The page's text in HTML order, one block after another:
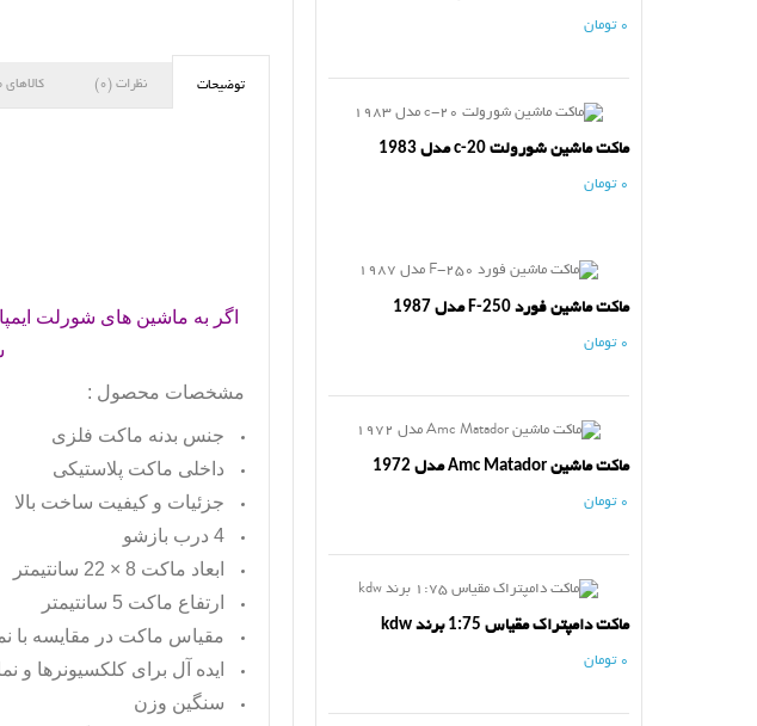
0 تومان
ماکت ماشین شورولت c-20 مدل 1983
0 تومان
ماکت ماشین فورد F-250 مدل 1987
0 تومان
ماکت ماشین Amc Matador مدل 1972
0 تومان
ماکت دامپتراک مقیاس 1:75 برند kdw
0 تومان
توضیحات نظرات (0) کالاهای
اگر به ماشین های شورلت
مشخصات محصول :
جنس بدنه ماکت فلزی
داخلی ماکت پلاستیکی
جزئیات و کیفیت ساخت بالا
4 درب بازشو
ابعاد ماکت 8 × 22 سانتیمتر
ارتفاع ماکت 5 سانتیمتر
مقیاس ماکت در مقایسه با
ایده آل برای کلکسیونرها و
سنگین وزن